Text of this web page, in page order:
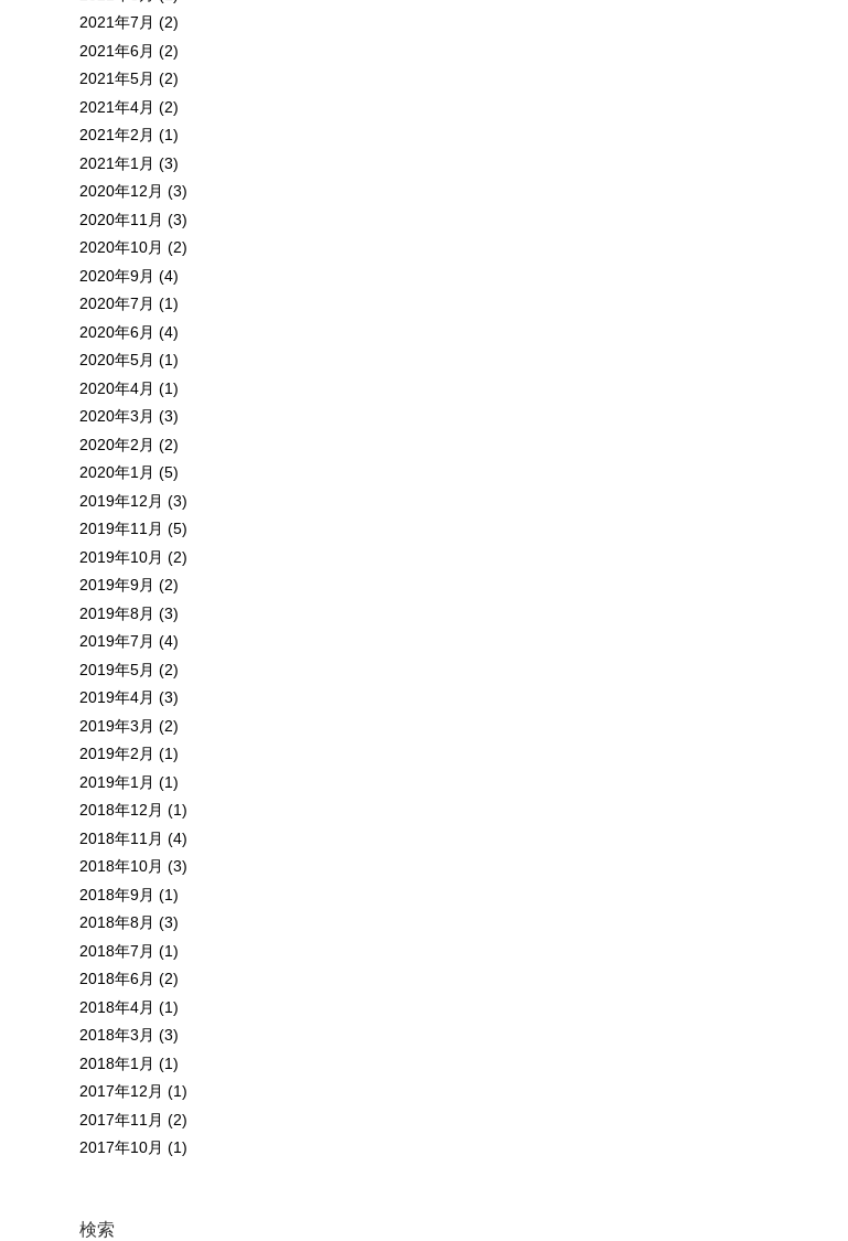
2021年7月 (2)
2021年6月 (2)
2021年5月 (2)
2021年4月 (2)
2021年2月 (1)
2021年1月 (3)
2020年12月 (3)
2020年11月 (3)
2020年10月 (2)
2020年9月 (4)
2020年7月 (1)
2020年6月 (4)
2020年5月 (1)
2020年4月 (1)
2020年3月 (3)
2020年2月 (2)
2020年1月 (5)
2019年12月 (3)
2019年11月 (5)
2019年10月 (2)
2019年9月 (2)
2019年8月 (3)
2019年7月 (4)
2019年5月 (2)
2019年4月 (3)
2019年3月 (2)
2019年2月 (1)
2019年1月 (1)
2018年12月 (1)
2018年11月 (4)
2018年10月 (3)
2018年9月 (1)
2018年8月 (3)
2018年7月 (1)
2018年6月 (2)
2018年4月 (1)
2018年3月 (3)
2018年1月 (1)
2017年12月 (1)
2017年11月 (2)
2017年10月 (1)
検索